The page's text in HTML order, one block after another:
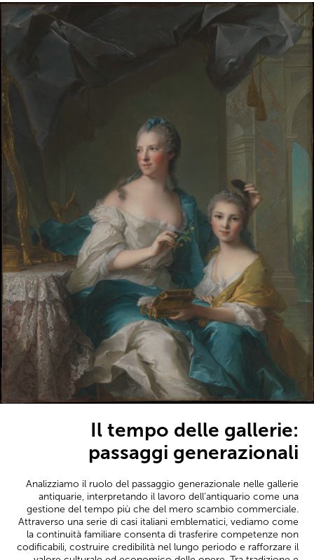
Il tempo delle gallerie:
passaggi generazionali
Analizziamo il ruolo del passaggio generazionale nelle gallerie
antiquarie, interpretando il lavoro dell’antiquario come una
gestione del tempo più che del mero scambio commerciale.
Attraverso una serie di casi italiani emblematici, vediamo come
la continuità familiare consenta di trasferire competenze non
codificabili, costruire credibilità nel lungo periodo e rafforzare il